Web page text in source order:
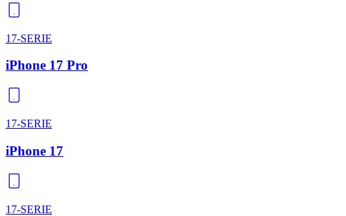
17-SERIE
iPhone 17 Pro
17-SERIE
iPhone 17
17-SERIE